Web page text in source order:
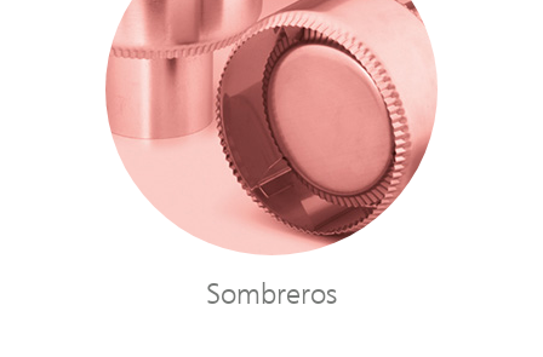
Sombreros